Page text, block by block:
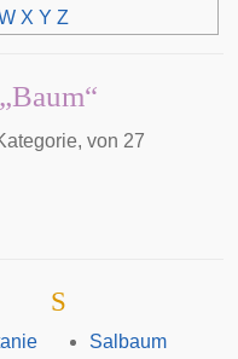
X Y Z
von 27
S
Salbaum